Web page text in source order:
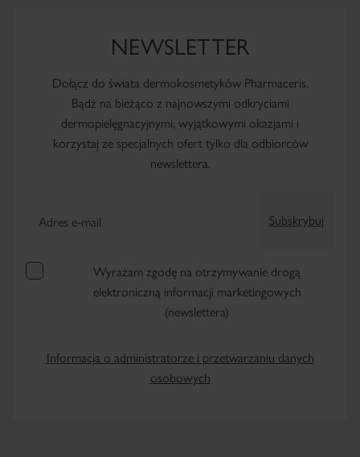
NEWSLETTER
Dołącz do świata dermokosmetyków Pharmaceris.
Bądź na bieżąco z najnowszymi odkryciami
dermopielęgnacyjnymi, wyjątkowymi okazjami i
korzystaj ze specjalnych ofert tylko dla odbiorców
newslettera.
Adres e-mail Subskrybuj
Wyrażam zgodę na otrzymywanie drogą
elektroniczną informacji marketingowych
(newslettera)
Informacja o administratorze i przetwarzaniu danych
osobowych